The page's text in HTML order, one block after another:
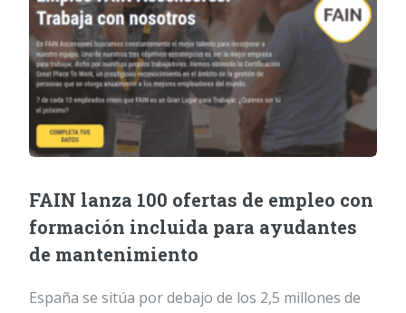
FAIN lanza 100 ofertas de empleo con
formación incluida para ayudantes
de mantenimiento
España se sitúa por debajo de los 2,5 millones de